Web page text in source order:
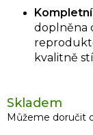
Skladem
Můžeme doručit
doplněna
kvalitně